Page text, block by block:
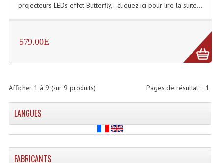
Projecteurs Déco À Leds
Projecteurs Théâtre Led
Projecteurs Traditionnels
Projecteurs Découpes
Projecteurs Par : 16 À 64 Et Autres
projecteurs LEDs effet Butterfly, - cliquez-ici pour lire la suite...
579.00E
Pages de résultat : 1
Afficher 1 à 9 (sur 9 produits)
LANGUES
FABRICANTS